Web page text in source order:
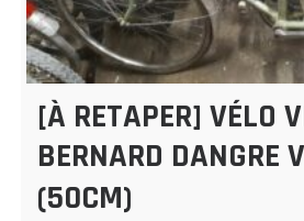
[À RETAPER] VÉLO
BERNARD DANGRE
(50CM)